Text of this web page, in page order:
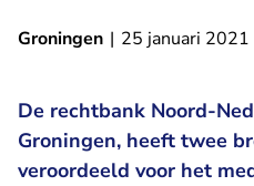
Groningen | 25 januari 2021
De rechtbank Noord-
Groningen, heeft twee
veroordeeld voor het